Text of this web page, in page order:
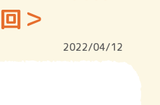
＞
2022/04/12